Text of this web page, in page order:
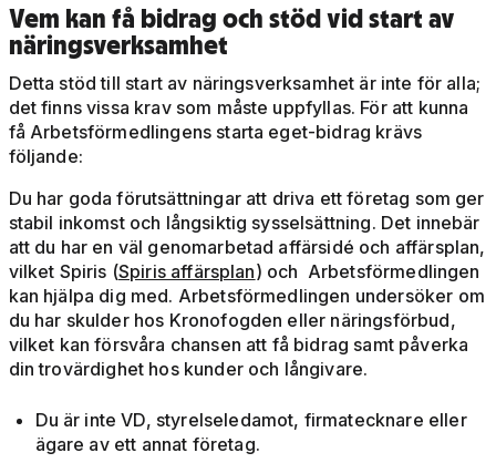
Vem kan få bidrag och stöd vid start av
näringsverksamhet
Detta stöd till start av näringsverksamhet är inte för alla;
det finns vissa krav som måste uppfyllas. För att kunna
få Arbetsförmedlingens starta eget-bidrag krävs
följande:
Du har goda förutsättningar att driva ett företag som ger
stabil inkomst och långsiktig sysselsättning. Det innebär
att du har en väl genomarbetad affärsidé och affärsplan,
vilket Spiris (Spiris affärsplan) och Arbetsförmedlingen
kan hjälpa dig med. Arbetsförmedlingen undersöker om
du har skulder hos Kronofogden eller näringsförbud,
vilket kan försvåra chansen att få bidrag samt påverka
din trovärdighet hos kunder och långivare.
Du är inte VD, styrelseledamot, firmatecknare eller
ägare av ett annat företag.